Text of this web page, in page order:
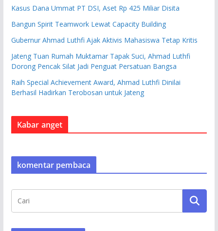
Kasus Dana Ummat PT DSI, Aset Rp 425 Miliar Disita
Bangun Spirit Teamwork Lewat Capacity Building
Gubernur Ahmad Luthfi Ajak Aktivis Mahasiswa Tetap Kritis
Jateng Tuan Rumah Muktamar Tapak Suci, Ahmad Luthfi
Dorong Pencak Silat Jadi Penguat Persatuan Bangsa
Raih Special Achievement Award, Ahmad Luthfi Dinilai
Berhasil Hadirkan Terobosan untuk Jateng
Kabar anget
komentar pembaca